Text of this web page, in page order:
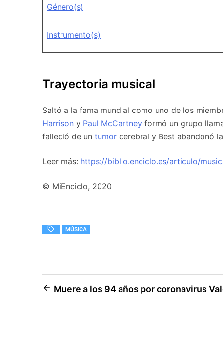
Género(s)
Instrumento(s)
Trayectoria musical
Saltó a la fama mundial como uno de los
Harrison y Paul McCartney formó un grupo
falleció de un tumor cerebral y Best abandonó
Leer más: https://biblio.enciclo.es/articulo/
© MiEnciclo, 2020
MÚSICA
Navegación
de
entradas
Muere a los 94 años por coronavirus